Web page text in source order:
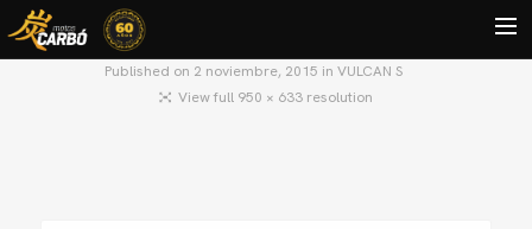
Published on 2 noviembre, 2015 inVULCAN S
View full 950 × 633 resolution